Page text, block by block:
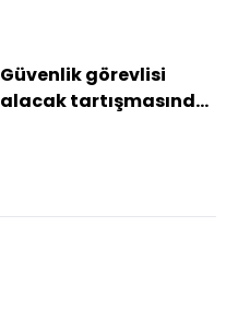
Güvenlik görevlisi
alacak tartışmasında